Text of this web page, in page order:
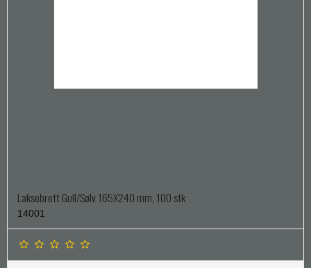
Laksebrett Gull/Sølv 165X240 mm, 100 stk
14001